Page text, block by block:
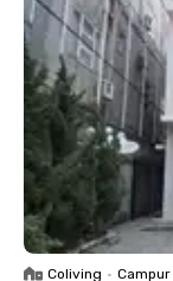
Coliving • Campur